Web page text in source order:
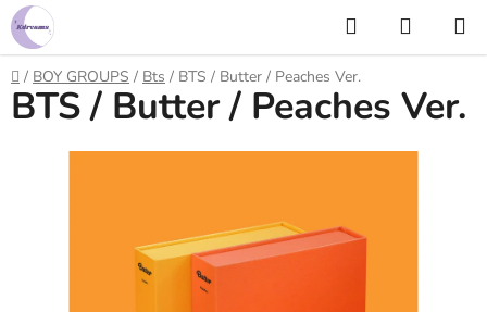
Prejsť
na
obsah
Hľadať
KOŠÍK
Domov
/ BOY GROUPS / Bts / BTS / Butter / Peaches Ver.
BTS / Butter / Peaches Ver.